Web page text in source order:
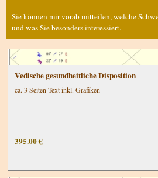
Sie können mir vorab mitteilen, welche
und was Sie besonders interessiert.
Vedische gesundheitliche Disposition
ca. 3 Seiten Text inkl. Grafiken
395.00 €